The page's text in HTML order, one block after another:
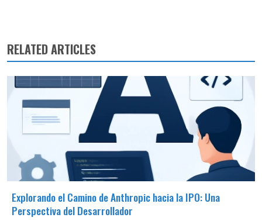
RELATED ARTICLES
Explorando el Camino de Anthropic hacia la IPO: Una
Perspectiva del Desarrollador